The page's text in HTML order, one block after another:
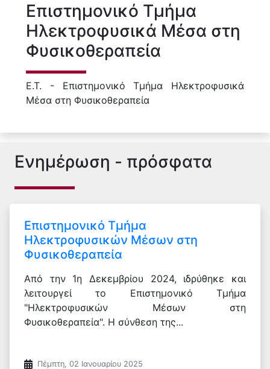
Επιστημονικό Τμήμα
Ηλεκτροφυσικά Μέσα στη
Φυσικοθεραπεία
Ε.Τ. - Επιστημονικό Τμήμα Ηλεκτροφυσικά
Μέσα στη Φυσικοθεραπεία
Ενημέρωση - πρόσφατα
Επιστημονικό Τμήμα
Ηλεκτροφυσικών Μέσων στη
Φυσικοθεραπεία
Από την 1η Δεκεμβρίου 2024, ιδρύθηκε και
λειτουργεί το Επιστημονικό Τμήμα
"Ηλεκτροφυσικών Μέσων στη
Φυσικοθεραπεία". Η σύνθεση της...
Πέμπτη, 02 Ιανουαρίου 2025